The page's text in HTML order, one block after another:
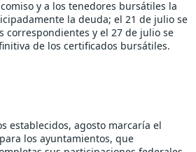
y a los tenedores bursátiles la
la deuda; el 21 de julio se
correspondientes y el 27 de julio se
de los certificados bursátiles.
establecidos, agosto marcaría el
los ayuntamientos, que